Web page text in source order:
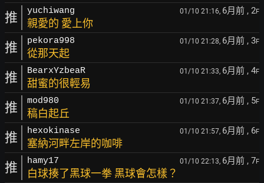
推 yuchiwang 01/10 21:16, 6月前 , 2F
親愛的 愛上你
推 pekora998 01/10 21:28, 6月前 , 3F
從那天起
推 BearxYzbeaR 01/10 21:33, 6月前 , 4F
甜蜜的很輕易
推 mod980 01/10 21:37, 6月前 , 5F
稿白起丘
推 hexokinase 01/10 21:57, 6月前 , 6F
塞納河畔左岸的咖啡
推 hamy17 01/10 22:13, 6月前 , 7F
白球揍了黑球一拳 黑球會怎樣？